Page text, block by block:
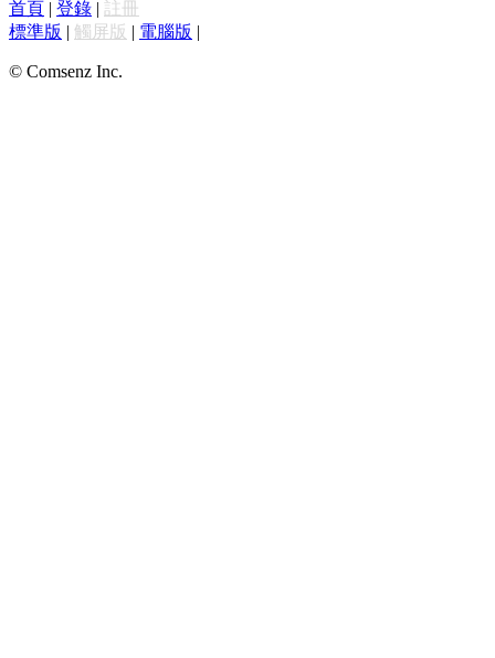
首頁 | 登錄 | 註冊
標準版 | 觸屏版 | 電腦版 |
© Comsenz Inc.